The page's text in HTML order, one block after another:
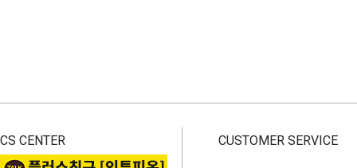
CS CENTER CUSTOMER SERVICE